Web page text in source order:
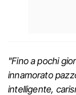
"Fino a pochi
innamorato
intelligente,